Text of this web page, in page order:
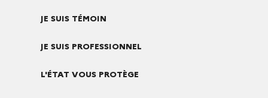
JE SUIS TÉMOIN
JE SUIS PROFESSIONNEL
L'ÉTAT VOUS PROTÈGE